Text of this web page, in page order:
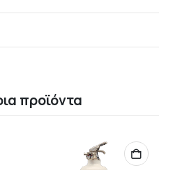
προϊόντα